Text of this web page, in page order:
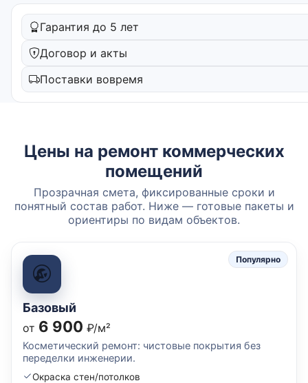
Гарантия до 5 лет
Договор и акты
Поставки вовремя
Цены на ремонт коммерческих
помещений
Прозрачная смета, фиксированные сроки и
понятный состав работ. Ниже — готовые пакеты и
ориентиры по видам объектов.
Популярно
Базовый
от 6 900 ₽/м²
Косметический ремонт: чистовые покрытия без
переделки инженерии.
Окраска стен/потолков